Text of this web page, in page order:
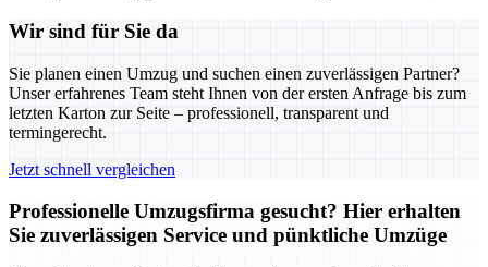
Wir sind für Sie da
Sie planen einen Umzug und suchen einen zuverlässigen Partner?
Unser erfahrenes Team steht Ihnen von der ersten Anfrage bis zum
letzten Karton zur Seite – professionell, transparent und
termingerecht.
Jetzt schnell vergleichen
Professionelle Umzugsfirma gesucht? Hier erhalten
Sie zuverlässigen Service und pünktliche Umzüge